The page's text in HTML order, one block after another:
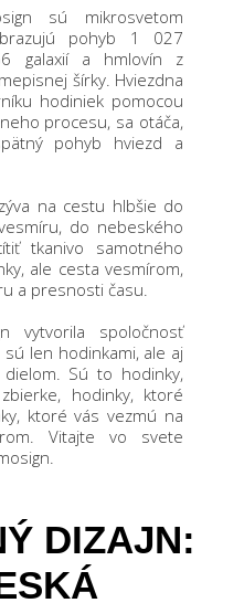
sú mikrosvetom
pohyb 1 027
galaxií a hmlovín z
šírky. Hviezdna
hodiniek pomocou
procesu, sa otáča,
pohyb hviezd a
na cestu hlbšie do
do nebeského
tkanivo samotného
ale cesta vesmírom,
a presnosti času.
vytvorila spoločnosť
len hodinkami, ale aj
Sú to hodinky,
hodinky, ktoré
ktoré vás vezmú na
Vitajte vo svete
DIZAJN: